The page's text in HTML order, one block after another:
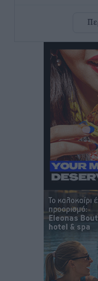
δεν υπάρχουν
• πριν 8
Στον Άγιο
ανανεωμένο
Lions Χάλκης
Τοπικές Ειδήσεις•
Ρόδος:
επιβάτες και 55
Τοπικές Ειδήσεις•
Γ’ Εθνική
αγωνιστικών της
• πριν 13